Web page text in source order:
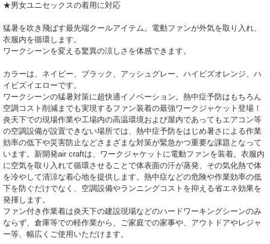
★男女ユニセックスの着用に対応
猛暑を吹き飛ばす最先端クールアイテム。電動ファンが外気を取り入れ、
衣服内を循環します。
ワークシーンを変える驚異の涼しさを体感できます。
カラーは、ネイビー、ブラック、アッシュグレー、ハイビズオレンジ、ハ
イビズイエローです。
ワークシーンの猛暑対策に超快適イノベーション。熱中症予防はもちろん
空調コスト削減までも実現するファン装着の最強ワークジャケット登場！
炎天下での現場作業や工場内の高温環境および屋内であってもエアコン等
の空調設備が設置できない場所では、熱中症予防をはじめ暑さによる作業
効率の低下や災害防止などさまざまな対策が緊急かつ重要な課題となって
います。新開発air craftは、ワークジャケットに電動ファンを装着。衣服内
に空気を取り入れて循環させることで体表面の汗が蒸発、その気化熱で体
を冷やして清涼な着心地を提供します。熱中症などの危険や作業効率の低
下を防ぐだけでなく、空調設備やランニングコストを抑える省エネ効果を
発揮します。
ファン付き作業着は炎天下の建設現場などのハードワーキングシーンのみ
ならず、倉庫等での軽作業から、ご家庭での家事や、アウトドアやレジャ
ー等、幅広くご使用いただけます。